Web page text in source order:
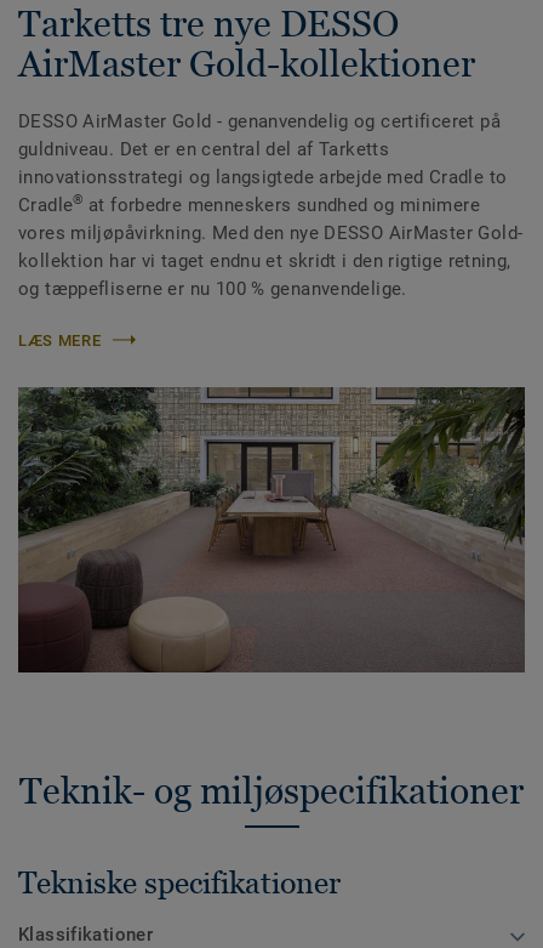
Tarketts tre nye DESSO
AirMaster Gold-kollektioner
DESSO AirMaster Gold - genanvendelig og certificeret på
guldniveau. Det er en central del af Tarketts
innovationsstrategi og langsigtede arbejde med Cradle to
Cradle® at forbedre menneskers sundhed og minimere
vores miljøpåvirkning. Med den nye DESSO AirMaster Gold-
kollektion har vi taget endnu et skridt i den rigtige retning,
og tæppefliserne er nu 100 % genanvendelige.
LÆS MERE
Teknik- og miljøspecifikationer
Tekniske specifikationer
Klassifikationer